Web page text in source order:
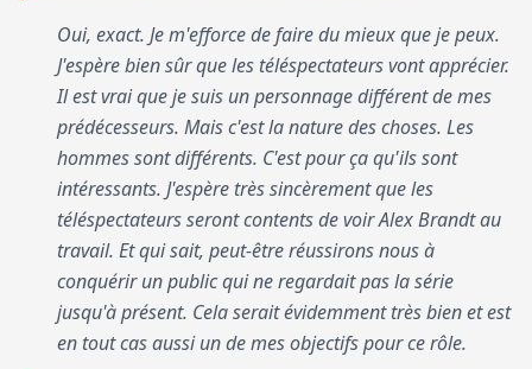
Oui, exact. Je m'efforce de faire du mieux que je peux.
J'espère bien sûr que les téléspectateurs vont apprécier.
Il est vrai que je suis un personnage différent de mes
prédécesseurs. Mais c'est la nature des choses. Les
hommes sont différents. C'est pour ça qu'ils sont
intéressants. J'espère très sincèrement que les
téléspectateurs seront contents de voir Alex Brandt au
travail. Et qui sait, peut-être réussirons nous à
conquérir un public qui ne regardait pas la série
jusqu'à présent. Cela serait évidemment très bien et est
en tout cas aussi un de mes objectifs pour ce rôle.